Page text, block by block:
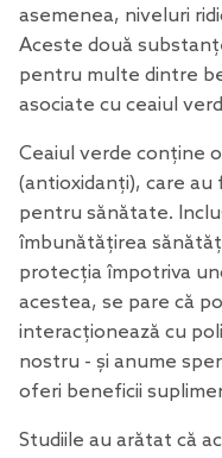
asemenea, niveluri
Aceste două
pentru multe dintre
asociate cu ceaiul
Ceaiul verde conține
(antioxidanți), care
pentru sănătate.
îmbunătățirea
protecția împotriva
acestea, se pare că
interacționează cu
nostru - și anume
oferi beneficii
Studiile au arătat că